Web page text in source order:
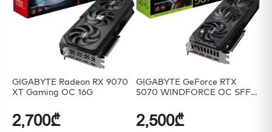
GIGABYTE Radeon RX 9070
XT Gaming OC 16G
2,700₾
GIGABYTE GeForce RTX
5070 WINDFORCE OC SFF
2,500₾